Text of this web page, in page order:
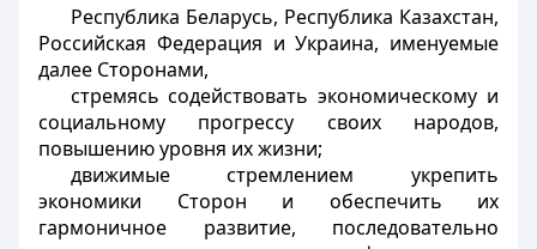
Республика Беларусь, Республика Казахстан,
Российская Федерация и Украина, именуемые
далее Сторонами,
стремясь содействовать экономическому и
социальному прогрессу своих народов,
повышению уровня их жизни;
движимые стремлением укрепить
экономики Сторон и обеспечить их
гармоничное развитие, последовательно